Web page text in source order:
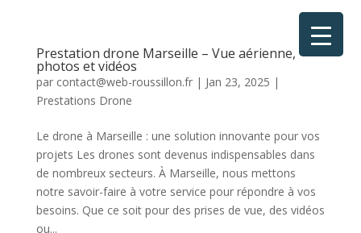
Prestation drone Marseille – Vue aérienne,
photos et vidéos
par contact@web-roussillon.fr| Jan 23, 2025 |
Prestations Drone
Le drone à Marseille : une solution innovante pour vos
projets Les drones sont devenus indispensables dans
de nombreux secteurs. À Marseille, nous mettons
notre savoir-faire à votre service pour répondre à vos
besoins. Que ce soit pour des prises de vue, des vidéos
ou...